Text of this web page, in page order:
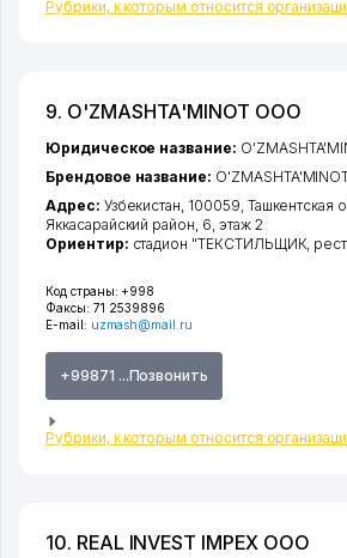
Рубрики, к которым относится
9. O'ZMASHTA'MINOT ООО
Код страны: +998
Факсы: 71 2539896
E-mail: uzmash@mail.ru
+99871 ...Позвонить
Рубрики, к которым относится
Юридическое название:
Брендовое название:
Адрес: Узбекистан, 100059, Ташкентская
Яккасарайский район , 6, этаж 2
Ориентир: стадион "ТЕКСТИЛЬЩИК,
10. REAL INVEST IMPEX ООО